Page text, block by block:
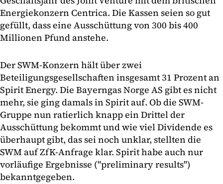
Energiekonzern Centrica. Die Kassen seien so gut
gefüllt, dass eine Ausschüttung von 300 bis 400
Millionen Pfund anstehe.
Der SWM-Konzern hält über zwei
Beteiligungsgesellschaften insgesamt 31 Prozent an
Spirit Energy. Die Bayerngas Norge AS gibt es nicht
mehr, sie ging damals in Spirit auf. Ob die SWM-
Gruppe nun ratierlich knapp ein Drittel der
Ausschüttung bekommt und wie viel Dividende es
überhaupt gibt, das sei noch unklar, stellten die
SWM auf ZfK-Anfrage klar. Spirit habe auch nur
vorläufige Ergebnisse ("preliminary results")
bekanntgegeben.